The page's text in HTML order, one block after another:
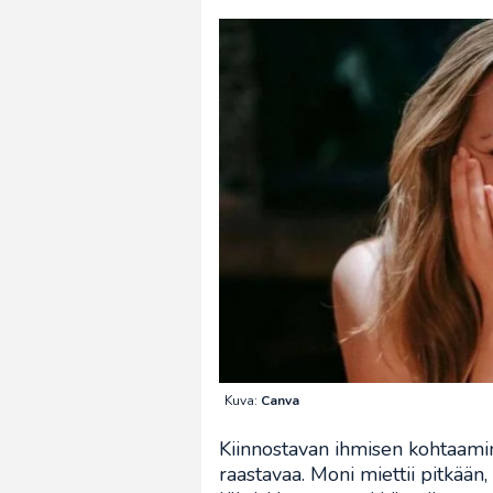
Kuva: Canva
Kiinnostavan ihmisen
raastavaa. Moni miettii